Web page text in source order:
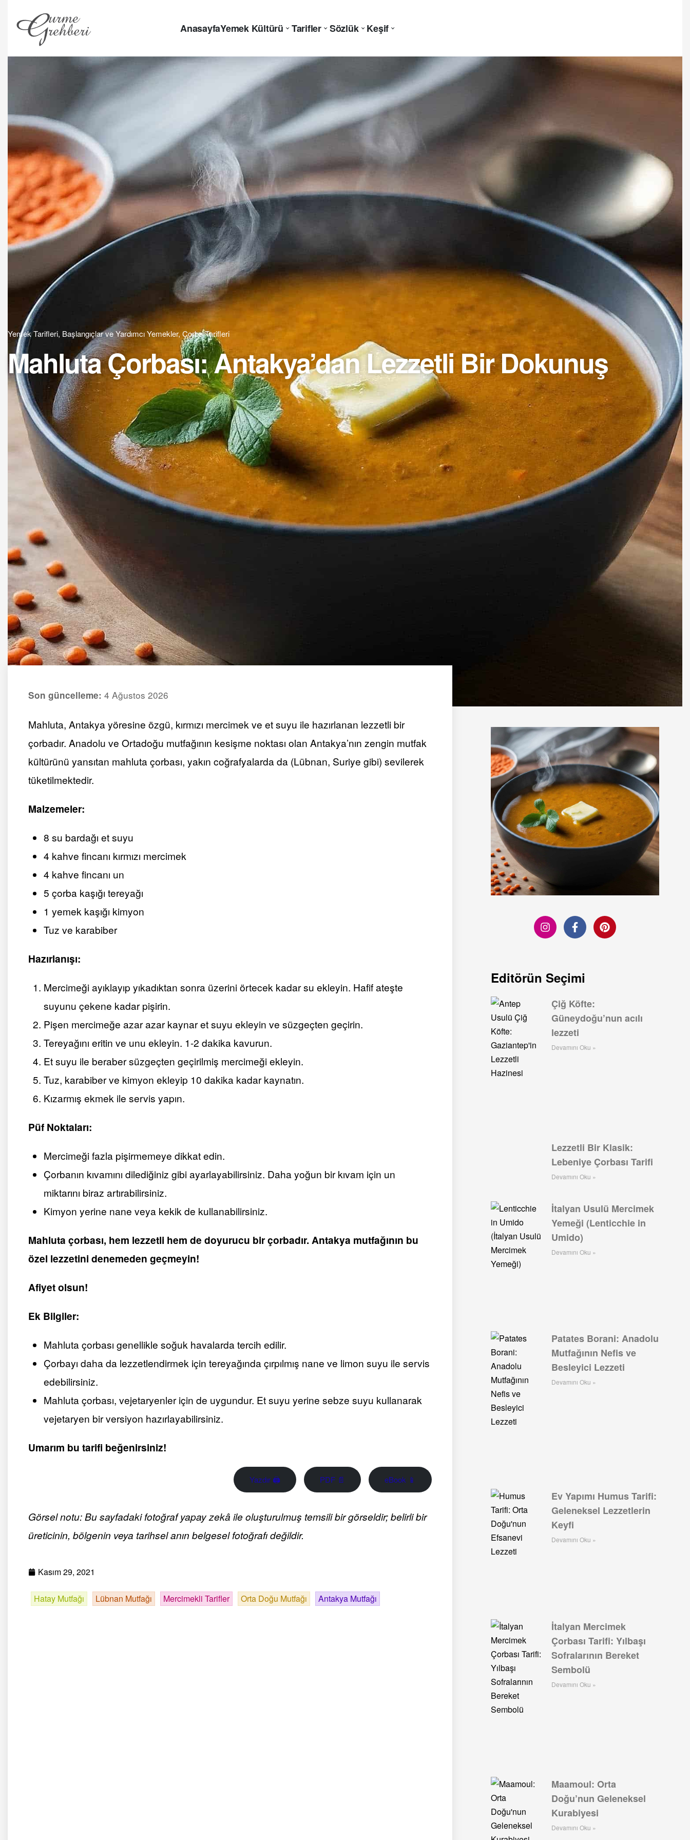
AnasayfaYemek Kültürü Tarifler Sözlük Keşif
Yemek Tarifleri, Başlangıçlar ve Yardımcı Yemekler, Çorba Tarifleri
Mahluta Çorbası: Antakya’dan Lezzetli Bir Dokunuş
Son güncelleme: 4 Ağustos 2026
Mahluta, Antakya yöresine özgü, kırmızı mercimek ve et suyu ile hazırlanan lezzetli bir
çorbadır. Anadolu ve Ortadoğu mutfağının kesişme noktası olan Antakya’nın zengin mutfak
kültürünü yansıtan mahluta çorbası, yakın coğrafyalarda da (Lübnan, Suriye gibi) sevilerek
tüketilmektedir.
Malzemeler:
8 su bardağı et suyu
4 kahve fincanı kırmızı mercimek
4 kahve fincanı un
5 çorba kaşığı tereyağı
1 yemek kaşığı kimyon
Tuz ve karabiber
Hazırlanışı:
Mercimeği ayıklayıp yıkadıktan sonra üzerini örtecek kadar su ekleyin. Hafif ateşte
suyunu çekene kadar pişirin.
Pişen mercimeğe azar azar kaynar et suyu ekleyin ve süzgeçten geçirin.
Tereyağını eritin ve unu ekleyin. 1-2 dakika kavurun.
Et suyu ile beraber süzgeçten geçirilmiş mercimeği ekleyin.
Tuz, karabiber ve kimyon ekleyip 10 dakika kadar kaynatın.
Kızarmış ekmek ile servis yapın.
Püf Noktaları:
Mercimeği fazla pişirmemeye dikkat edin.
Çorbanın kıvamını dilediğiniz gibi ayarlayabilirsiniz. Daha yoğun bir kıvam için un
miktarını biraz artırabilirsiniz.
Kimyon yerine nane veya kekik de kullanabilirsiniz.
Mahluta çorbası, hem lezzetli hem de doyurucu bir çorbadır. Antakya mutfağının bu
özel lezzetini denemeden geçmeyin!
Afiyet olsun!
Ek Bilgiler:
Mahluta çorbası genellikle soğuk havalarda tercih edilir.
Çorbayı daha da lezzetlendirmek için tereyağında çırpılmış nane ve limon suyu ile servis
edebilirsiniz.
Mahluta çorbası, vejetaryenler için de uygundur. Et suyu yerine sebze suyu kullanarak
vejetaryen bir versiyon hazırlayabilirsiniz.
Umarım bu tarifi beğenirsiniz!
Yazdır 🖨 PDF 📄 eBook 📱
Görsel notu: Bu sayfadaki fotoğraf yapay zekâ ile oluşturulmuş temsili bir görseldir; belirli bir
üreticinin, bölgenin veya tarihsel anın belgesel fotoğrafı değildir.
Kasım 29, 2021
Hatay Mutfağı Lübnan Mutfağı Mercimekli Tarifler Orta Doğu Mutfağı Antakya Mutfağı
Editörün Seçimi
Çiğ Köfte:
Güneydoğu’nun acılı
lezzeti
Devamını Oku »
Lezzetli Bir Klasik:
Lebeniye Çorbası Tarifi
Devamını Oku »
İtalyan Usulü Mercimek
Yemeği (Lenticchie in
Umido)
Devamını Oku »
Patates Borani: Anadolu
Mutfağının Nefis ve
Besleyici Lezzeti
Devamını Oku »
Ev Yapımı Humus Tarifi:
Geleneksel Lezzetlerin
Keyfi
Devamını Oku »
İtalyan Mercimek
Çorbası Tarifi: Yılbaşı
Sofralarının Bereket
Sembolü
Devamını Oku »
Maamoul: Orta
Doğu’nun Geleneksel
Kurabiyesi
Devamını Oku »